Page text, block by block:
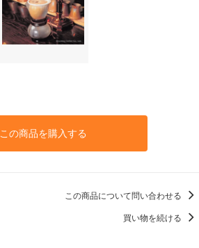
この商品を購入する
この商品について問い合わせる
買い物を続ける